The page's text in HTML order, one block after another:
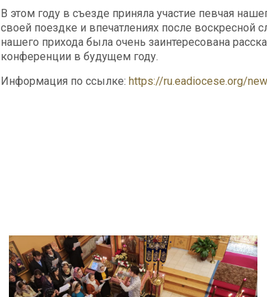
В этом году в съезде приняла участие певчая
своей поездке и впечатлениях после
нашего прихода была очень заинтересована
конференции в будущем году.
Информация по ссылке:https://ru.eadiocese.org/